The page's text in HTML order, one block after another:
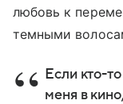
любовь к
темными
Если кто-
меня в